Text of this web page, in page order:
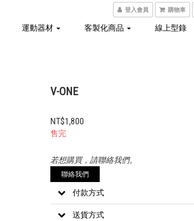
登入會員 購物車
運動器材 客製化商品 線上型錄
V-ONE
NT$1,800
售完
若想購買，請聯絡我們。
聯絡我們
付款方式
送貨方式